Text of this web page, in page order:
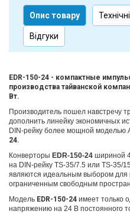
Опис товару
Відгуки
EDR-150-24 - компактные
производства тайванской
Вт.
Производитель пошел навстречу
дополнить линейку экономичных
DIN-рейку более мощной моделью
24.
Конверторы EDR-150-24 шириной
на DIN-рейку TS-35/7.5 или TS-35/
являются идеальным выбором
ограниченным свободным
Модель EDR-150-24 имеет только
напряжению на 24 В постоянного